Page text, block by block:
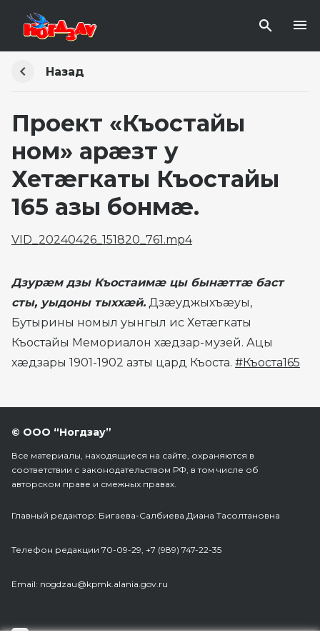
Назад
Проект «Къостайы
ном» арæзт у
Хетæгкаты Къостайы
165 азы бонмæ.
VID_20240426_151820_761.mp4
Дзурæм дзы Къостаимæ цы бынæттæ баст
сты, уыдоны тыххæй. Дзæуджыхъæуы,
Бутырины номыл уынгыл ис Хетæгкаты
Къостайы Мемориалон хæдзар-музей. Ацы
хæдзары 1901-1902 азты цард Къоста. #Къоста165
© ООО “Ногдзау”
Все материалы, находящиеся на сайте, охраняются в
соответствии с законодательством РФ, в том числе об
авторском праве и смежных правах.
Главный редактор: Бигаева-Салбиева Диана Тасолтановна
Телефон редакции 70-09-29, +7 (989) 747-22-35
Еmail: nogdzau@kpmk.alania.gov.ru